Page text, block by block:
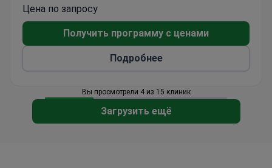
евро. Эта плата покрывает сканирование и
немедленное получение результатов
диагностики для планирования
Сулек курирует эти обследования, имея более
проведенных процедур. Клиника предоставляет
переводчиков для помощи иностранным
пациентам во время процесса диагностики.
Цена по запросу
Получить программу с ценами
Подробнее
Вы просмотрели 4 из 15 клиник
Загрузить ещё